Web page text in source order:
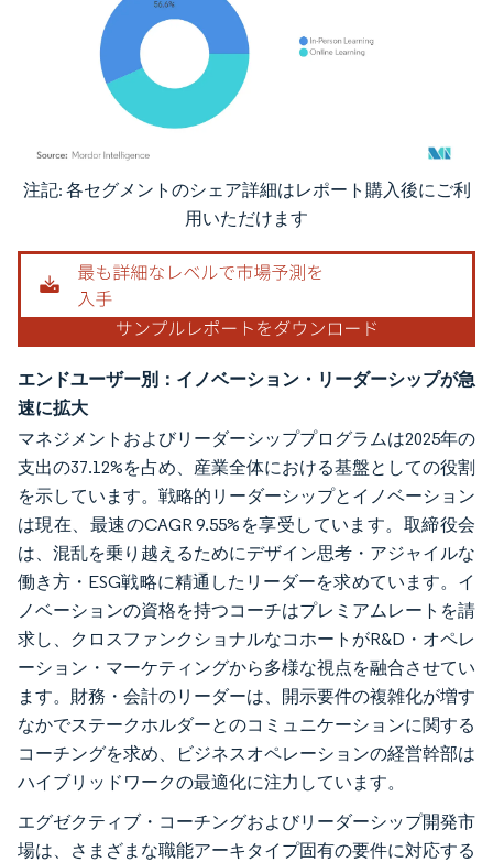
画像 © Mordor Intelligence。再利用にはCC BY 4.0の表示が必要です。
注記: 各セグメントのシェア詳細はレポート購入後にご利
用いただけます
エンドユーザー別：イノベーション・リーダーシップが急
速に拡大
マネジメントおよびリーダーシッププログラムは2025年の
支出の37.12%を占め、産業全体における基盤としての役割
を示しています。戦略的リーダーシップとイノベーション
は現在、最速のCAGR 9.55%を享受しています。取締役会
は、混乱を乗り越えるためにデザイン思考・アジャイルな
働き方・ESG戦略に精通したリーダーを求めています。イ
ノベーションの資格を持つコーチはプレミアムレートを請
求し、クロスファンクショナルなコホートがR&D・オペレ
ーション・マーケティングから多様な視点を融合させてい
ます。財務・会計のリーダーは、開示要件の複雑化が増す
なかでステークホルダーとのコミュニケーションに関する
コーチングを求め、ビジネスオペレーションの経営幹部は
ハイブリッドワークの最適化に注力しています。
エグゼクティブ・コーチングおよびリーダーシップ開発市
場は、さまざまな職能アーキタイプ固有の要件に対応する